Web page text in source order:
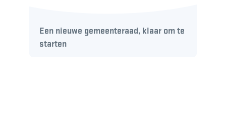
Een nieuwe gemeenteraad, klaar om te
starten